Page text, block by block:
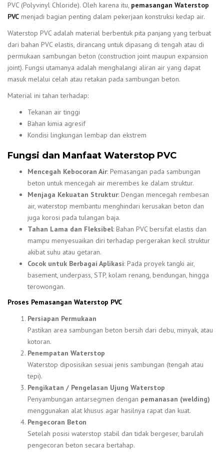
PVC (Polyvinyl Chloride). Oleh karena itu, pemasangan Waterstop
PVC menjadi bagian penting dalam pekerjaan konstruksi kedap air.
Waterstop PVC adalah material berbentuk pita panjang yang terbuat
dari bahan PVC elastis, dirancang untuk dipasang di tengah atau di
permukaan sambungan beton (construction joint maupun expansion
joint). Fungsi utamanya adalah menghalangi aliran air yang dapat
masuk melalui celah atau retakan pada sambungan beton.
Material ini tahan terhadap:
Tekanan air tinggi
Bahan kimia agresif
Kondisi lingkungan lembap dan ekstrem
Fungsi dan Manfaat Waterstop PVC
Mencegah Kebocoran Air: Pemasangan pada sambungan
beton untuk mencegah air merembes ke dalam struktur.
Menjaga Kekuatan Struktur: Dengan mencegah rembesan
air, waterstop membantu menghindari kerusakan beton dan
juga korosi pada tulangan baja.
Tahan Lama dan Fleksibel: Bahan PVC bersifat elastis dan
mampu menyesuaikan diri terhadap pergerakan kecil struktur
akibat suhu atau getaran.
Cocok untuk Berbagai Aplikasi: Pada proyek tangki air,
basement, underpass, STP, kolam renang, bendungan, hingga
terowongan.
Proses Pemasangan Waterstop PVC
Persiapan Permukaan
Pastikan area sambungan beton bersih dari debu, minyak, atau
kotoran.
Penempatan Waterstop
Waterstop diposisikan sesuai jenis sambungan (tengah atau
tepi).
Pengikatan / Pengelasan Ujung Waterstop
Penyambungan antarsegmen dengan pemanasan (welding)
menggunakan alat khusus agar hasilnya rapat dan kuat.
Pengecoran Beton
Setelah posisi waterstop stabil dan tidak bergeser, barulah
pengecoran beton secara bertahap.